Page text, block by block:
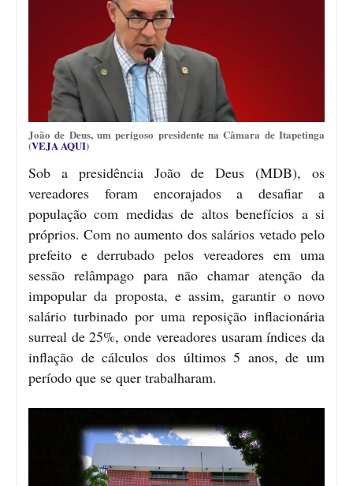
João de Deus, um perigoso presidente na Câmara de Itapetinga
(VEJA AQUI)
Sob a presidência João de Deus (MDB), os
vereadores foram encorajados a desafiar a
população com medidas de altos benefícios a si
próprios. Com no aumento dos salários vetado pelo
prefeito e derrubado pelos vereadores em uma
sessão relâmpago para não chamar atenção da
impopular da proposta, e assim, garantir o novo
salário turbinado por uma reposição inflacionária
surreal de 25%, onde vereadores usaram índices da
inflação de cálculos dos últimos 5 anos, de um
período que se quer trabalharam.